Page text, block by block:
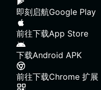
即刻启航Google Play
前往下载App Store
下载Android APK
前往下载Chrome 扩展